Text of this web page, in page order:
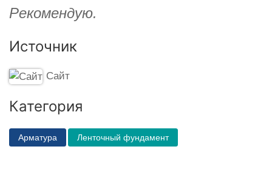
Рекомендую.
Источник
Сайт
Категория
Арматура Ленточный фундамент